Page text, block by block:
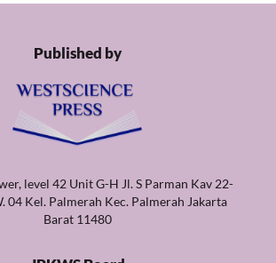
Published by
level 42 Unit G-H Jl. S Parman Kav 22-
04 Kel. Palmerah Kec. Palmerah Jakarta
Barat 11480